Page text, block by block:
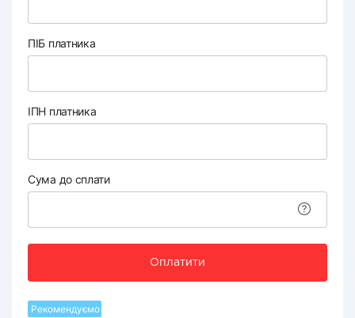
ПІБ платника
ІПН платника
Сума до сплати
Оплатити
Рекомендуємо